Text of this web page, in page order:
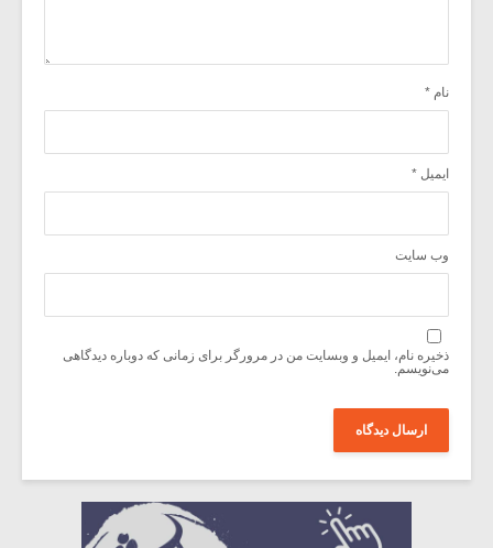
نام *
ایمیل *
وب‌ سایت
ذخیره نام، ایمیل و وبسایت من در مرورگر برای زمانی که دوباره دیدگاهی
می‌نویسم.